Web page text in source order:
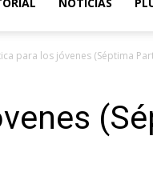
para los jóvenes (Séptima